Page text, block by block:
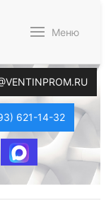
Меню
621-14-32